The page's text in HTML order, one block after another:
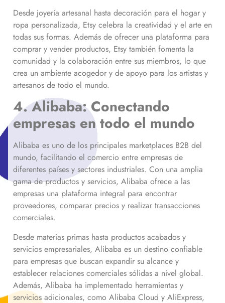
Desde joyería artesanal hasta decoración para el hogar y
ropa personalizada, Etsy celebra la creatividad y el arte en
todas sus formas. Además de ofrecer una plataforma para
comprar y vender productos, Etsy también fomenta la
comunidad y la colaboración entre sus miembros, lo que
crea un ambiente acogedor y de apoyo para los artistas y
artesanos de todo el mundo.
4. Alibaba: Conectando
empresas en todo el mundo
Alibaba es uno de los principales marketplaces B2B del
mundo, facilitando el comercio entre empresas de
diferentes países y sectores industriales. Con una amplia
gama de productos y servicios, Alibaba ofrece a las
empresas una plataforma integral para encontrar
proveedores, comparar precios y realizar transacciones
comerciales.
Desde materias primas hasta productos acabados y
servicios empresariales, Alibaba es un destino confiable
para empresas que buscan expandir su alcance y
establecer relaciones comerciales sólidas a nivel global.
Además, Alibaba ha implementado herramientas y
servicios adicionales, como Alibaba Cloud y AliExpress,